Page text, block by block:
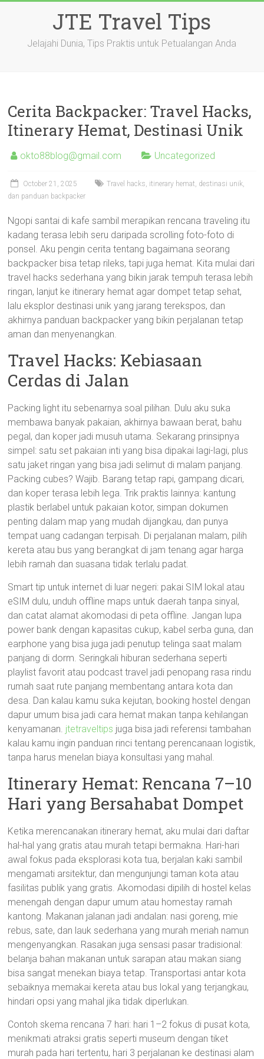
JTE Travel Tips
Jelajahi Dunia, Tips Praktis untuk Petualangan Anda
Cerita Backpacker: Travel Hacks,
Itinerary Hemat, Destinasi Unik
okto88blog@gmail.com Uncategorized
October 21, 2025
Travel hacks, itinerary hemat, destinasi unik,
dan panduan backpacker
Ngopi santai di kafe sambil merapikan rencana traveling itu
kadang terasa lebih seru daripada scrolling foto-foto di
ponsel. Aku pengin cerita tentang bagaimana seorang
backpacker bisa tetap rileks, tapi juga hemat. Kita mulai dari
travel hacks sederhana yang bikin jarak tempuh terasa lebih
ringan, lanjut ke itinerary hemat agar dompet tetap sehat,
lalu eksplor destinasi unik yang jarang terekspos, dan
akhirnya panduan backpacker yang bikin perjalanan tetap
aman dan menyenangkan.
Travel Hacks: Kebiasaan
Cerdas di Jalan
Packing light itu sebenarnya soal pilihan. Dulu aku suka
membawa banyak pakaian, akhirnya bawaan berat, bahu
pegal, dan koper jadi musuh utama. Sekarang prinsipnya
simpel: satu set pakaian inti yang bisa dipakai lagi-lagi, plus
satu jaket ringan yang bisa jadi selimut di malam panjang.
Packing cubes? Wajib. Barang tetap rapi, gampang dicari,
dan koper terasa lebih lega. Trik praktis lainnya: kantung
plastik berlabel untuk pakaian kotor, simpan dokumen
penting dalam map yang mudah dijangkau, dan punya
tempat uang cadangan terpisah. Di perjalanan malam, pilih
kereta atau bus yang berangkat di jam tenang agar harga
lebih ramah dan suasana tidak terlalu padat.
Smart tip untuk internet di luar negeri: pakai SIM lokal atau
eSIM dulu, unduh offline maps untuk daerah tanpa sinyal,
dan catat alamat akomodasi di peta offline. Jangan lupa
power bank dengan kapasitas cukup, kabel serba guna, dan
earphone yang bisa juga jadi penutup telinga saat malam
panjang di dorm. Seringkali hiburan sederhana seperti
playlist favorit atau podcast travel jadi penopang rasa rindu
rumah saat rute panjang membentang antara kota dan
desa. Dan kalau kamu suka kejutan, booking hostel dengan
dapur umum bisa jadi cara hemat makan tanpa kehilangan
kenyamanan. jtetraveltips juga bisa jadi referensi tambahan
kalau kamu ingin panduan rinci tentang perencanaan logistik,
tanpa harus menelan biaya konsultasi yang mahal.
Itinerary Hemat: Rencana 7–10
Hari yang Bersahabat Dompet
Ketika merencanakan itinerary hemat, aku mulai dari daftar
hal-hal yang gratis atau murah tetapi bermakna. Hari-hari
awal fokus pada eksplorasi kota tua, berjalan kaki sambil
mengamati arsitektur, dan mengunjungi taman kota atau
fasilitas publik yang gratis. Akomodasi dipilih di hostel kelas
menengah dengan dapur umum atau homestay ramah
kantong. Makanan jalanan jadi andalan: nasi goreng, mie
rebus, sate, dan lauk sederhana yang murah meriah namun
mengenyangkan. Rasakan juga sensasi pasar tradisional:
belanja bahan makanan untuk sarapan atau makan siang
bisa sangat menekan biaya tetap. Transportasi antar kota
sebaiknya memakai kereta atau bus lokal yang terjangkau,
hindari opsi yang mahal jika tidak diperlukan.
Contoh skema rencana 7 hari: hari 1–2 fokus di pusat kota,
menikmati atraksi gratis seperti museum dengan tiket
murah pada hari tertentu, hari 3 perjalanan ke destinasi alam